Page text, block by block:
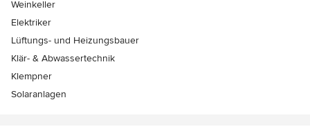
Weinkeller
Elektriker
Lüftungs- und Heizungsbauer
Klär- & Abwassertechnik
Klempner
Solaranlagen